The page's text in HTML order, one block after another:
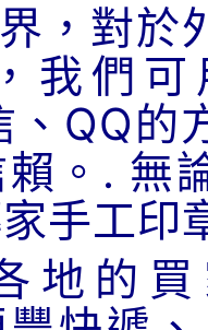
，對於
我們
、QQ的
。. 無
手工印
地的買